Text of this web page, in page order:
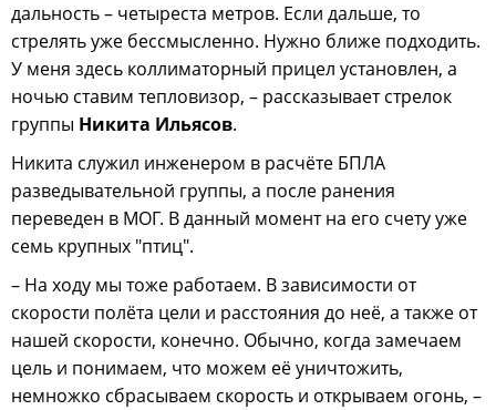
дальность – четыреста метров. Если дальше, то
стрелять уже бессмысленно. Нужно ближе подходить.
У меня здесь коллиматорный прицел установлен, а
ночью ставим тепловизор, – рассказывает стрелок
группы Никита Ильясов.
Никита служил инженером в расчёте БПЛА
разведывательной группы, а после ранения
переведен в МОГ. В данный момент на его счету уже
семь крупных "птиц".
– На ходу мы тоже работаем. В зависимости от
скорости полёта цели и расстояния до неё, а также от
нашей скорости, конечно. Обычно, когда замечаем
цель и понимаем, что можем её уничтожить,
немножко сбрасываем скорость и открываем огонь, –